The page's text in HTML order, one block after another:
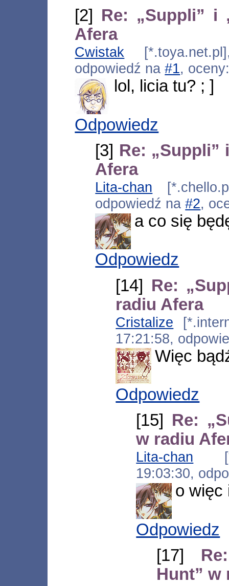
[2] Re: „Suppli” i
Afera
Cwistak
odpowiedź na#1,
lol, licia tu? ; ]
Odpowiedz
[3] Re: „Suppli”
Afera
Lita-chan
odpowiedź na#2,
a co się
Odpowiedz
[14] Re:
radiu Afera
Cristalize
17:21:58,
Więc
Odpowiedz
[15] Re:
w radiu
Lita-chan
19:03:30,
o więc
Odpowiedz
[17]
Hunt” w